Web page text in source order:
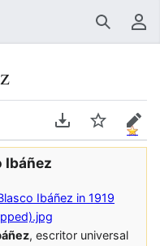
Buscar
Descarregar en
Vigilar
Ibáñez
Ibáñez in 1919
, escritor universal